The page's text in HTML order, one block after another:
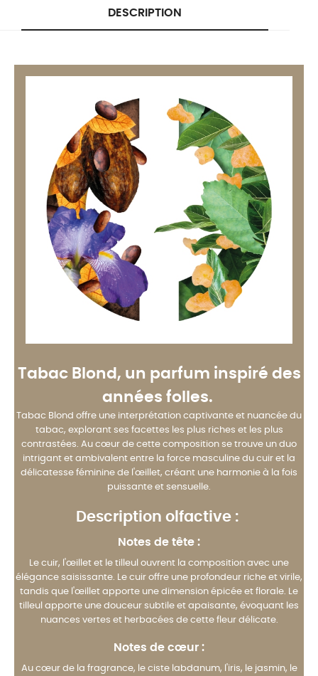
DESCRIPTION
Tabac Blond, un parfum inspiré des
années folles.
Tabac Blond offre une interprétation captivante et nuancée du
tabac, explorant ses facettes les plus riches et les plus
contrastées. Au cœur de cette composition se trouve un duo
intrigant et ambivalent entre la force masculine du cuir et la
délicatesse féminine de l'œillet, créant une harmonie à la fois
puissante et sensuelle.
Description olfactive :
Notes de tête :
Le cuir, l'œillet et le tilleul ouvrent la composition avec une
élégance saisissante. Le cuir offre une profondeur riche et virile,
tandis que l'œillet apporte une dimension épicée et florale. Le
tilleul apporte une douceur subtile et apaisante, évoquant les
nuances vertes et herbacées de cette fleur délicate.
Notes de cœur :
Au cœur de la fragrance, le ciste labdanum, l'iris, le jasmin, le